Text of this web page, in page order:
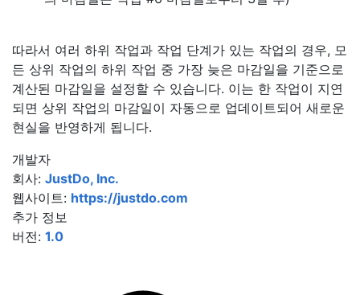
따라서 여러 하위 작업과 작업 단계가 있는 작업의 경우, 모
든 상위 작업의 하위 작업 중 가장 늦은 마감일을 기준으로
계산된 마감일을 설정할 수 있습니다. 이는 한 작업이 지연
되면 상위 작업의 마감일이 자동으로 업데이트되어 새로운
현실을 반영하게 됩니다.
개발자
회사: JustDo, Inc.
웹사이트: https://justdo.com
추가 정보
버전: 1.0